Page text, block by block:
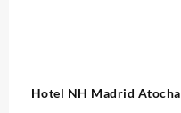
Hotel NH Madrid Atocha